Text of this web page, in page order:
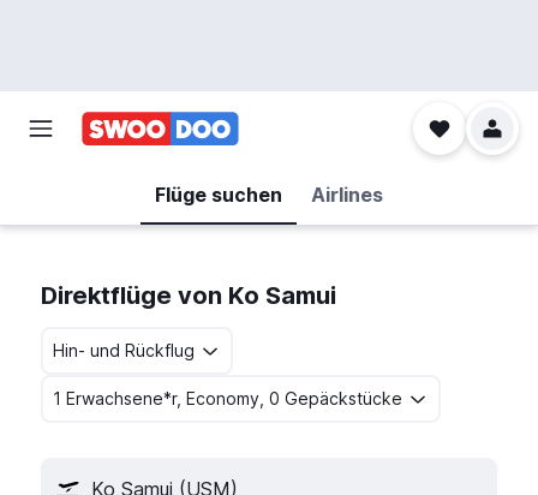
Flüge suchen Airlines
Direktflüge von Ko Samui
Hin- und Rückflug
1 Erwachsene*r, Economy, 0 Gepäckstücke
Ko Samui (USM)